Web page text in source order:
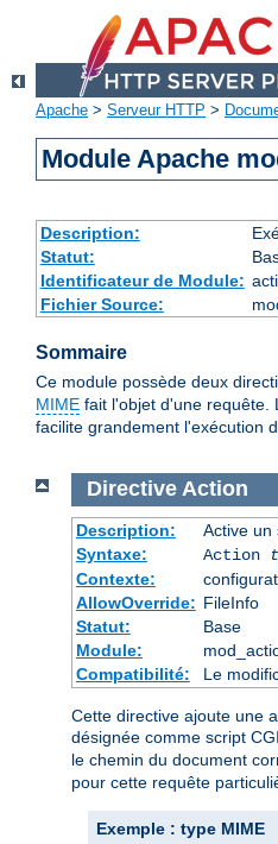
Apache > Serveur HTTP >
Module Apache
Description:
Statut:
Identificateur de Module:
Fichier Source:
Sommaire
Ce module possède deux
MIME fait l'objet d'une requête.
facilite grandement l'exécution
Directive Action
Description:
Active un
Syntaxe:
Action
Contexte:
AllowOverride: FileInfo
Statut:
Base
Module:
Compatibilité:
Le
Cette directive ajoute une
désignée comme script
le chemin du document
pour cette requête
Exemple : type MIME